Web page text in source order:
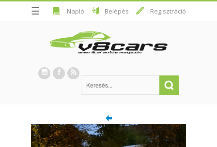
☰ Napló Belépés Regisztráció